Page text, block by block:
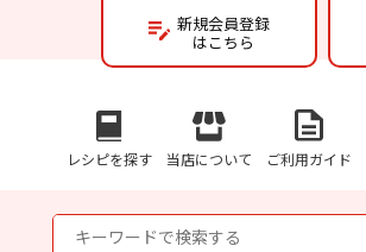
新規会員登録
はこちら
レシピを探す 当店について ご利用ガイド